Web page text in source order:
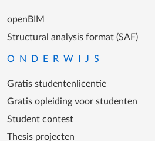
openBIM
Structural analysis format (SAF)
ONDERWIJS
Gratis studentenlicentie
Gratis opleiding voor studenten
Student contest
Thesis projecten